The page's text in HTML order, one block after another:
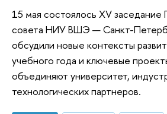
15 мая состоялось XV заседание
совета НИУ ВШЭ — Санкт-
обсудили новые контексты
учебного года и ключевые
объединяют университет,
технологических партнеров.